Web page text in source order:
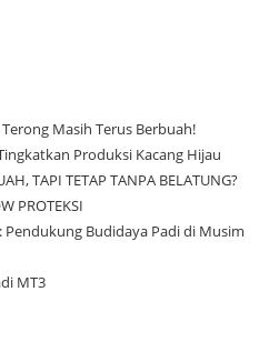
Terong Masih Terus Berbuah!
Produksi Kacang Hijau
TAPI TETAP TANPA BELATUNG?
PROTEKSI
Budidaya Padi di Musim
MT3